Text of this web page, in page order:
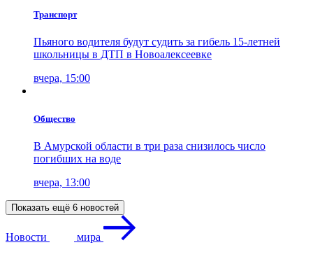
Транспорт
Пьяного водителя будут судить за гибель 15-летней
школьницы в ДТП в Новоалексеевке
вчера, 15:00
Общество
В Амурской области в три раза снизилось число
погибших на воде
вчера, 13:00
Показать ещё 6 новостей
Новости мира